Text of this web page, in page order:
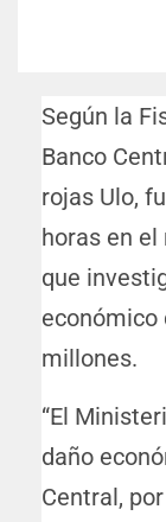
Según la
Banco
rojas Ulo,
horas en
que
económico
millones.
“El
daño
Central,